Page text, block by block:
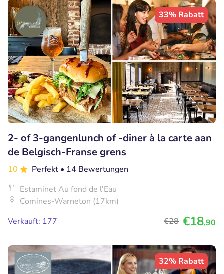
33% Rabatt
2- of 3-gangenlunch of -diner à la carte aan
de Belgisch-Franse grens
10 Perfekt • 14 Bewertungen
Estaminet Au fond de l'Eau
Comines-Warneton (17km)
Verkauft: 177
€28 €18,90
32% Rabatt